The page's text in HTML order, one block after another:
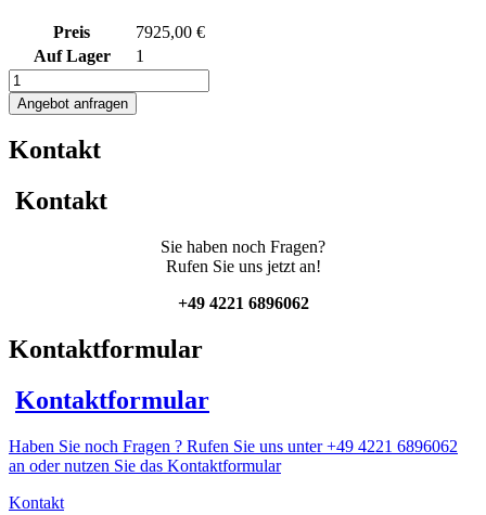
Preis
7925,00 €
Auf Lager
1
1748L
Edelstahl
Rührwerksbehälter
Balkenrührwerk
Angebot anfragen
Kontakt
Kontakt
Sie haben noch Fragen?
Rufen Sie uns jetzt an!
+49 4221 6896062
Kontaktformular
Kontaktformular
Haben Sie noch Fragen ? Rufen Sie uns unter +49 4221 6896062
an oder nutzen Sie das Kontaktformular
Kontakt